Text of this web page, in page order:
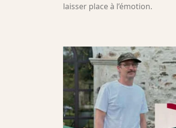
laisser place à l’émotion.